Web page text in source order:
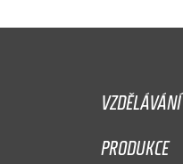
VZDĚLÁVÁNÍ
PRODUKCE